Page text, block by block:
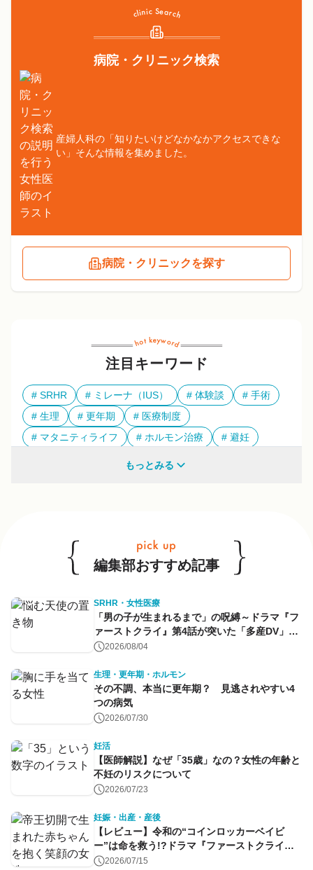
病院・クリニック検索
産婦人科の「知りたいけどなかなかアクセスできな
い」そんな情報を集めました。
病院・クリニックを探す
注目キーワード
SRHR ミレーナ（IUS） 体験談
手術
生理
更年期
医療制度
マタニティライフ
ホルモン治療
避妊
もっとみる
編集部おすすめ記事
SRHR・女性医療
「男の子が生まれるまで」の呪縛～ドラマ『フ
ァーストクライ』第4話が突いた「多産DV」と
命のコントロール～
2026/08/04
生理・更年期・ホルモン
その不調、本当に更年期？ 見逃されやすい4
つの病気
2026/07/30
妊活
【医師解説】なぜ「35歳」なの？女性の年齢と
不妊のリスクについて
2026/07/23
妊娠・出産・産後
【レビュー】令和の“コインロッカーベイビ
ー”は命を救う!?ドラマ『ファーストクライ』
第1話2026/07/15